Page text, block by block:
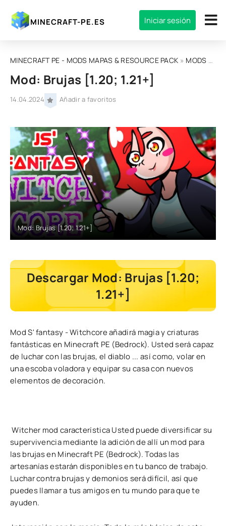
MINECRAFT-PE.ES Iniciar sesión
MINECRAFT PE - MODS MAPAS & RESOURCE PACK » MODS
Mod: Brujas [1.20; 1.21+]
14.04.2024 Añadir a favoritos
Mod: Brujas [1.20; 1.21+]
Descargar Mod: Brujas [1.20;
1.21+]
Mod S' fantasy - Witchcore añadirá magia y criaturas
fantásticas en Minecraft PE (Bedrock). Usted será capaz
de luchar con las brujas, el diablo ... así como, volar en
una escoba voladora y equipar su casa con nuevos
elementos de decoración.
Witcher mod característica Usted puede diversificar su
supervivencia mediante la adición de allí un mod para
las brujas en Minecraft PE (Bedrock). Todas las
artesanías estarán disponibles en tu banco de trabajo.
Luchar contra brujas y demonios será difícil, así que
puedes llamar a tus amigos en tu mundo para que te
ayuden.